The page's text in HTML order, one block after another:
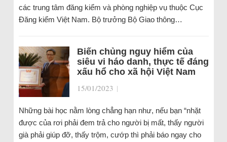
các trung tâm đăng kiểm và phòng nghiệp vụ thuộc Cục
Đăng kiểm Việt Nam. Bộ trưởng Bộ Giao thông…
Biến chủng nguy hiểm của
siêu vi háo danh, thực tế đáng
xấu hổ cho xã hội Việt Nam
15/01/2023 |
Những bài học nằm lòng chẳng hạn như, nếu bạn “nhặt
được của rơi phải đem trả cho người bị mất, thấy người
già phải giúp đỡ, thấy trộm, cướp thì phải báo ngay cho